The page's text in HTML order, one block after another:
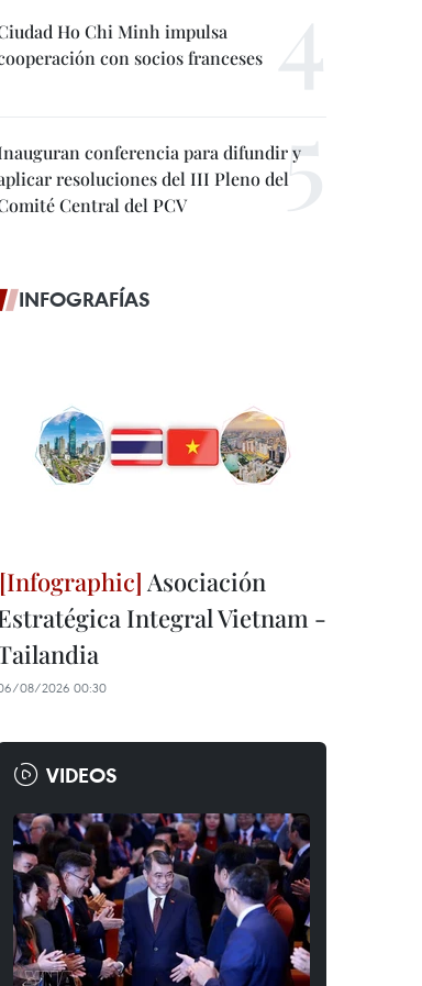
Ho Chi Minh impulsa
con socios franceses
conferencia para difundir y
resoluciones del III Pleno del
Central del PCV
INFOGRAFÍAS
Asociación
Integral Vietnam -
08/2026 00:30
VIDEOS